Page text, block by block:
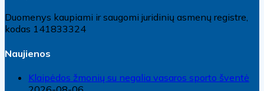
Duomenys kaupiami ir saugomi juridinių asmenų registre,
kodas 141833324
Naujienos
Klaipėdos žmonių su negalia vasaros sporto šventė